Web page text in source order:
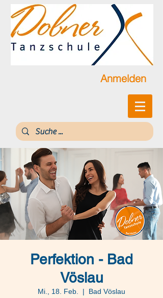
Anmelden
Perfektion - Bad
Vöslau
Mi., 18. Feb.
  |
Bad Vöslau